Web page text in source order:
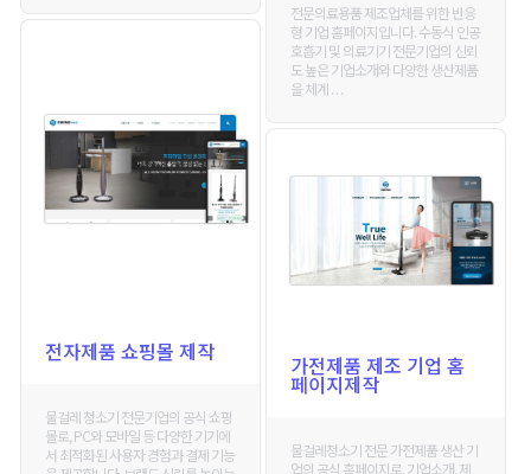
전문의료용품 제조업체를 위한 반응
형 기업 홈페이지입니다. 수동식 인공
호흡기 및 의료기기 전문기업의 신뢰
도 높은 기업소개와 다양한 생산제품
을 체계 . . .
전자제품 쇼핑몰 제작
물걸레 청소기 전문기업의 공식 쇼핑
몰로, PC와 모바일 등 다양한 기기에
서 최적화된 사용자 경험과 결제 기능
가전제품 제조 기업 홈
페이지제작
물걸레청소기 전문 가전제품 생산 기
업의 공식 홈페이지로, 기업소개, 제